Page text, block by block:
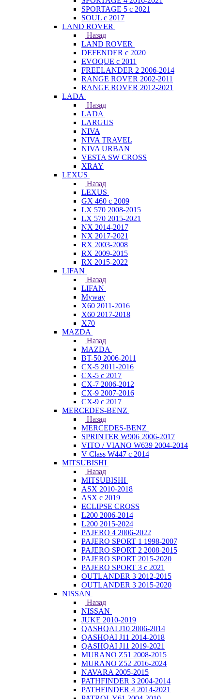
SPORTAGE 5 с 2021
SOUL с 2017
LAND ROVER
Назад
LAND ROVER
DEFENDER с 2020
EVOQUE с 2011
FREELANDER 2 2006-2014
RANGE ROVER 2002-2011
RANGE ROVER 2012-2021
LADA
Назад
LADA
LARGUS
NIVA
NIVA TRAVEL
NIVA URBAN
VESTA SW CROSS
XRAY
LEXUS
Назад
LEXUS
GX 460 с 2009
LX 570 2008-2015
LX 570 2015-2021
NX 2014-2017
NX 2017-2021
RX 2003-2008
RX 2009-2015
RX 2015-2022
LIFAN
Назад
LIFAN
Myway
X60 2011-2016
X60 2017-2018
X70
MAZDA
Назад
MAZDA
BT-50 2006-2011
CX-5 2011-2016
CX-5 с 2017
CX-7 2006-2012
CX-9 2007-2016
CX-9 с 2017
MERCEDES-BENZ
Назад
MERCEDES-BENZ
SPRINTER W906 2006-2017
VITO / VIANO W639 2004-2014
V Class W447 с 2014
MITSUBISHI
Назад
MITSUBISHI
ASX 2010-2018
ASX с 2019
ECLIPSE CROSS
L200 2006-2014
L200 2015-2024
PAJERO 4 2006-2022
PAJERO SPORT 1 1998-2007
PAJERO SPORT 2 2008-2015
PAJERO SPORT 2015-2020
PAJERO SPORT 3 с 2021
OUTLANDER 3 2012-2015
OUTLANDER 3 2015-2020
NISSAN
Назад
NISSAN
JUKE 2010-2019
QASHQAI J10 2006-2014
QASHQAI J11 2014-2018
QASHQAI J11 2019-2021
MURANO Z51 2008-2015
MURANO Z52 2016-2024
NAVARA 2005-2015
PATHFINDER 3 2004-2014
PATHFINDER 4 2014-2021